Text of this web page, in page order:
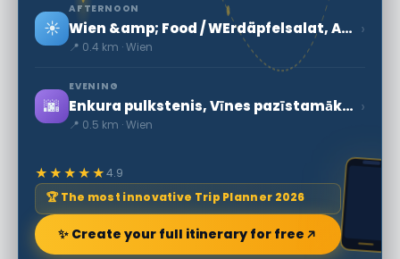
☀️
AFTERNOON
Wien &amp; Food / WErdäpfelsalat, Austrijas Kartupeļu Salāti
📍 0.4 km · Wien
›
🌆
EVENING
Enkura pulkstenis, Vīnes pazīstamākais pulkstenis
📍 0.5 km · Wien
›
★★★★★4.9
🏆 The most innovative Trip Planner 2026
✨ Create your full itinerary for free